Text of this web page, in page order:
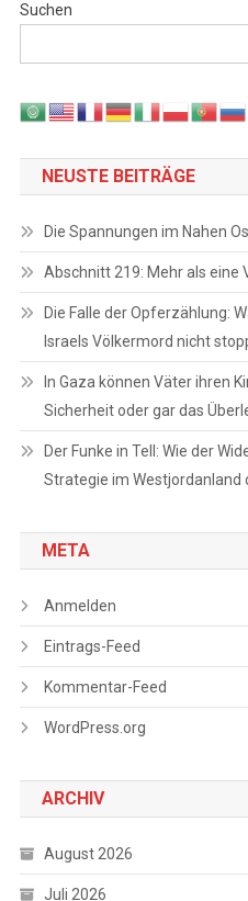
Suchen
NEUSTE BEITRÄGE
Die Spannungen im Nahen
Abschnitt 219: Mehr als
Die Falle der Opferzählung:
Israels Völkermord nicht
In Gaza können Väter ihren
Sicherheit oder gar das
Der Funke in Tell: Wie der
Strategie im Westjordanland
META
Anmelden
Eintrags-Feed
Kommentar-Feed
WordPress.org
ARCHIV
August 2026
Juli 2026